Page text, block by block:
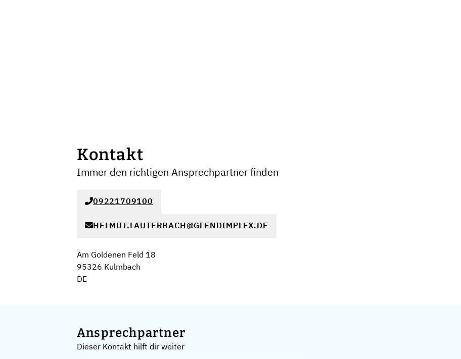
Kontakt
Immer den richtigen Ansprechpartner finden
09221709100
HELMUT.LAUTERBACH@GLENDIMPLEX.DE
Am Goldenen Feld 18
95326 Kulmbach
DE
Ansprechpartner
Dieser Kontakt hilft dir weiter